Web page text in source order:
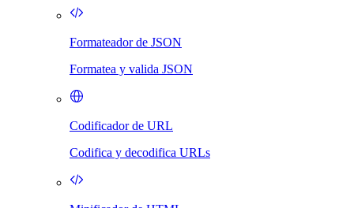
Formateador de JSON
Formatea y valida JSON
Codificador de URL
Codifica y decodifica URLs